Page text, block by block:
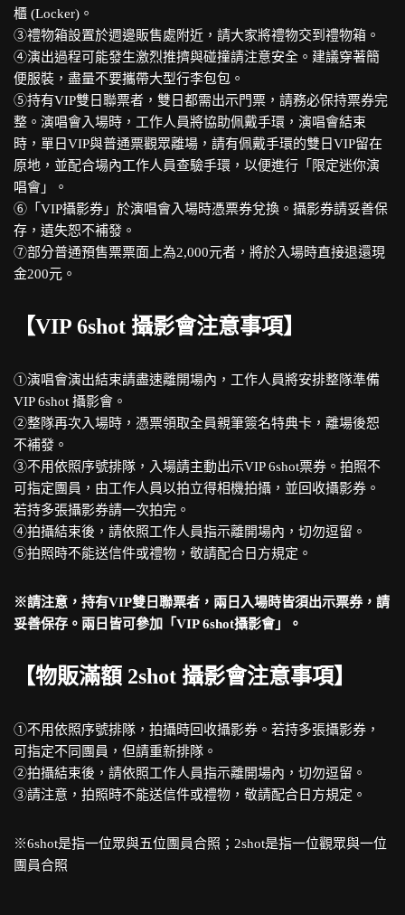
櫃 (Locker)。
③禮物箱設置於週邊販售處附近，請大家將禮物交到禮物箱。
④演出過程可能發生激烈推擠與碰撞請注意安全。建議穿著簡
便服裝，盡量不要攜帶大型行李包包。
⑤持有VIP雙日聯票者，雙日都需出示門票，請務必保持票券完
整。演唱會入場時，工作人員將協助佩戴手環，演唱會結束
時，單日VIP與普通票觀眾離場，請有佩戴手環的雙日VIP留在
原地，並配合場內工作人員查驗手環，以便進行「限定迷你演
唱會」。
⑥「VIP攝影券」於演唱會入場時憑票券兌換。攝影券請妥善保
存，遺失恕不補發。
⑦部分普通預售票票面上為2,000元者，將於入場時直接退還現
金200元。
【VIP 6shot 攝影會注意事項】
①演唱會演出結束請盡速離開場內，工作人員將安排整隊準備
VIP 6shot 攝影會。
②整隊再次入場時，憑票領取全員親筆簽名特典卡，離場後恕
不補發。
③不用依照序號排隊，入場請主動出示VIP 6shot票券。拍照不
可指定團員，由工作人員以拍立得相機拍攝，並回收攝影券。
若持多張攝影券請一次拍完。
④拍攝結束後，請依照工作人員指示離開場內，切勿逗留。
⑤拍照時不能送信件或禮物，敬請配合日方規定。
※請注意，持有VIP雙日聯票者，兩日入場時皆須出示票券，請
妥善保存。兩日皆可參加「VIP 6shot攝影會」。
【物販滿額 2shot 攝影會注意事項】
①不用依照序號排隊，拍攝時回收攝影券。若持多張攝影券，
可指定不同團員，但請重新排隊。
②拍攝結束後，請依照工作人員指示離開場內，切勿逗留。
③請注意，拍照時不能送信件或禮物，敬請配合日方規定。
※6shot是指一位眾與五位團員合照；2shot是指一位觀眾與一位
團員合照